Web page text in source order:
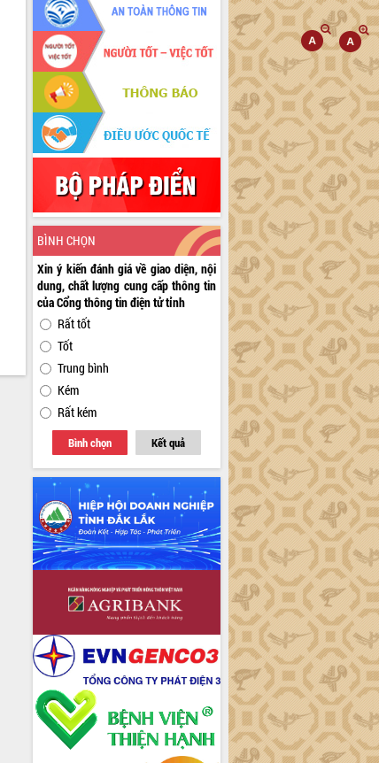
BÌNH CHỌN
Xin ý kiến đánh giá về giao diện, nội
dung, chất lượng cung cấp thông tin
của Cổng thông tin điện tử tỉnh
Rất tốt
Tốt
Trung bình
Kém
Rất kém
Bình chọn Kết quả